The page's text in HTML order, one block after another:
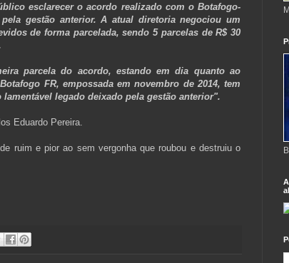
esclarecer o acordo realizado com o Botafogo-
gestão anterior. A atual diretoria negociou um
de forma parcelada, sendo 5 parcelas de R$ 30
parcela do acordo, estando em dia quanto ao
FR, empossada em novembro de 2014, tem
legado deixado pela gestão anterior".
Eduardo Pereira.
ruim e pior ao sem vergonha que roubou e destruiu o